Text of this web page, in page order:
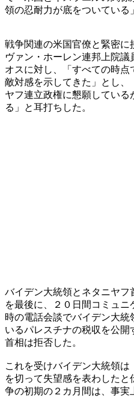
領の忍耐力が底をついている
戦争関連の米国官僚と緊密に
ヴァン・ホーレン連邦上院
オスに対し、「すべての時
敵対感を示してきた」とし
ヤフ連立政権に懇願してい
る」と耳打ちした。
バイデン大統領とネタニヤ
を最後に、２０日間コミュ
時の電話会談でバイデン大
いるパレスチナの税収を公
首相は拒否した。
これを受けバイデン大統領
を切って失望感を表わした
争の初期の２カ月間は、事実